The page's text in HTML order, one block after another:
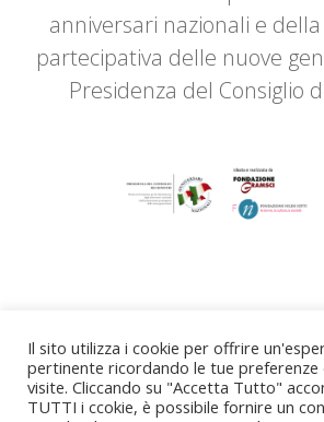
anniversari nazionali e
partecipativa delle nuove
Presidenza del Consiglio
Il sito utilizza i cookie per offrire
pertinente ricordando le tue preferenze
visite. Cliccando su "Accetta Tutto"
TUTTI i ccokie, è possibile fornire un